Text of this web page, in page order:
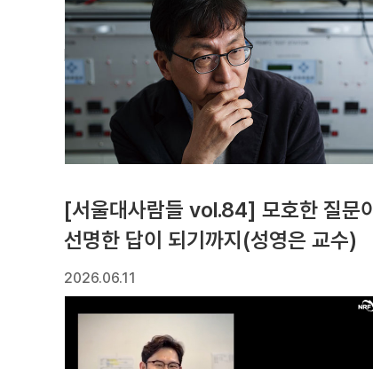
[서울대사람들 vol.84] 모호한 질문이
선명한 답이 되기까지(성영은 교수)
2026.06.11